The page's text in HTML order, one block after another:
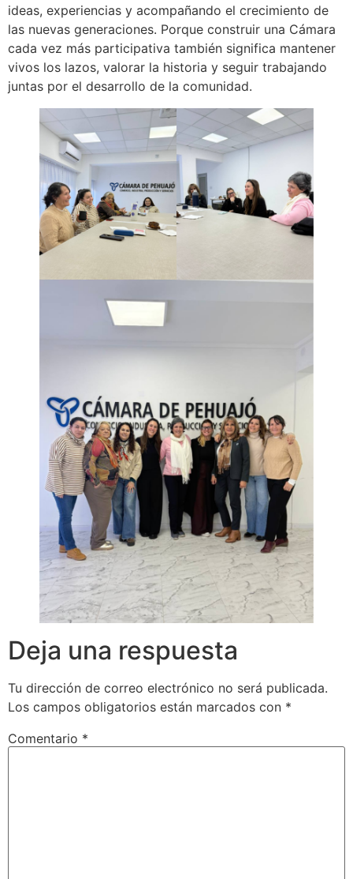
ideas, experiencias y acompañando el crecimiento de
las nuevas generaciones. Porque construir una Cámara
cada vez más participativa también significa mantener
vivos los lazos, valorar la historia y seguir trabajando
juntas por el desarrollo de la comunidad.
Deja una respuesta
Tu dirección de correo electrónico no será publicada.
Los campos obligatorios están marcados con *
Comentario *